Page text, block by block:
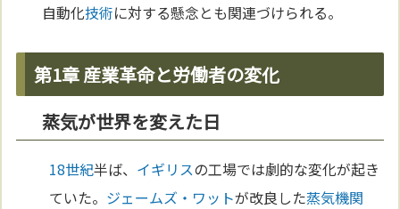
自動化技術に対する懸念とも関連づけられる。
第1章 産業革命と労働者の変化
蒸気が世界を変えた日
18世紀半ば、 イギリスの工場では劇的な変化が起き
ていた。 ジェームズ・ワットが改良した蒸気機関